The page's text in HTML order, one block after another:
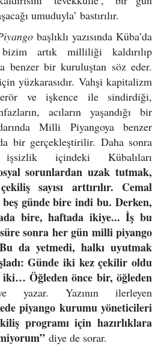
umuduyla’ bastırılır.
başlıklı yazısında Küba’da
artık milliliği kaldırılıp
benzer bir kuruluştan söz eder.
yüzkarasıdır. Vahşi kapitalizm
ve işkence ile sindirdiği,
acıların yaşandığı bir
Milli Piyangoya benzer
bir gerçekleştirilir. Daha sonra
içindeki Kübalıları
sorunlardan uzak tutmak,
sayısı arttırılır. Cemal
beş günde bire indi bu. Derken,
bire, haftada ikiye... İş bu
sonra her gün milli piyango
da yetmedi, halkı uyutmak
Günde iki kez çekilir oldu
iki… Öğleden önce bir, öğleden
yazar. Yazının ilerleyen
piyango kurumu yöneticileri
programı için hazırlıklara
diye de sorar.